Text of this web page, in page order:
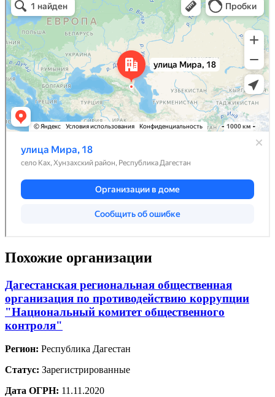
Похожие организации
Дагестанская региональная общественная
организация по противодействию коррупции
"Национальный комитет общественного
контроля"
Регион: Республика Дагестан
Статус: Зарегистрированные
Дата ОГРН: 11.11.2020